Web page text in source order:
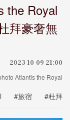
the Royal
拜豪奢無
2023-10-09 21:00
Atlantis the Royal
#旅宿 #杜拜